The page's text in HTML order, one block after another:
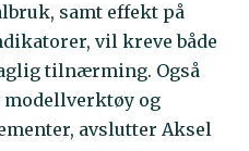
samt effekt på
vil kreve både
tilnærming. Også
og
avslutter Aksel